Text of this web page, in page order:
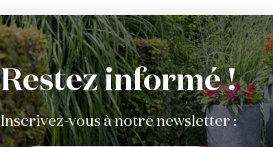
Restez informé !
Inscrivez-vous à notre newsletter :